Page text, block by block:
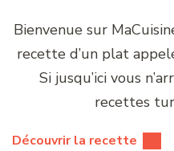
Bienvenue sur
recette d’un plat
Si jusqu’ici vous
recettes
Découvrir la recette